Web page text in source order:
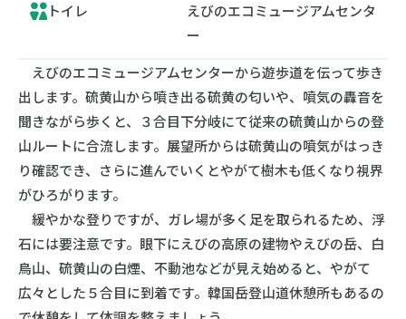
トイレ
えびのエコミュージアムセンタ
ー
えびのエコミュージアムセンターから遊歩道を伝って歩き
出します。硫黄山から噴き出る硫黄の匂いや、噴気の轟音を
聞きながら歩くと、３合目下分岐にて従来の硫黄山からの登
山ルートに合流します。展望所からは硫黄山の噴気がはっき
り確認でき、さらに進んでいくとやがて樹木も低くなり視界
がひろがります。
緩やかな登りですが、ガレ場が多く足を取られるため、浮
石には要注意です。眼下にえびの高原の建物やえびの岳、白
鳥山、硫黄山の白煙、不動池などが見え始めると、やがて
広々とした５合目に到着です。韓国岳登山道休憩所もあるの